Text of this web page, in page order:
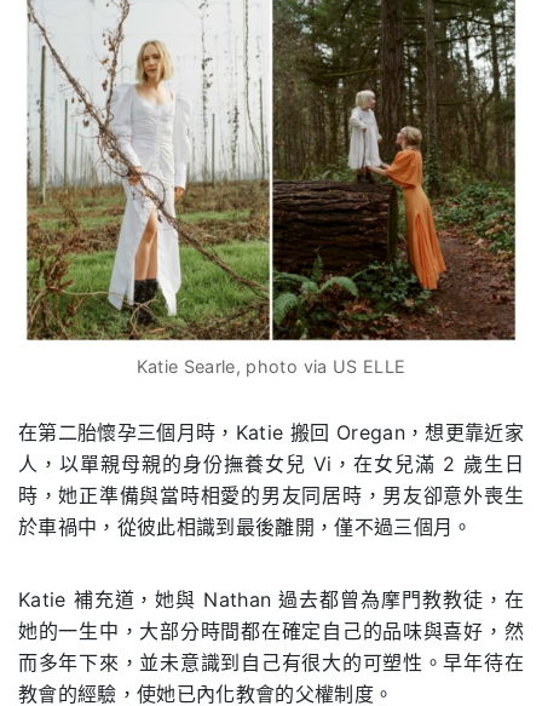
Katie Searle, photo via US ELLE
在第二胎懷孕三個月時，Katie 搬回 Oregan，想更靠近家
人，以單親母親的身份撫養女兒 Vi，在女兒滿 2 歲生日
時，她正準備與當時相愛的男友同居時，男友卻意外喪生
於車禍中，從彼此相識到最後離開，僅不過三個月。
Katie 補充道，她與 Nathan 過去都曾為摩門教教徒，在
她的一生中，大部分時間都在確定自己的品味與喜好，然
而多年下來，並未意識到自己有很大的可塑性。早年待在
教會的經驗，使她已內化教會的父權制度。